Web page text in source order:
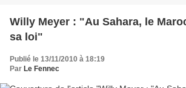
Willy Meyer : "Au Sahara, le
sa loi"
Publié le 13/11/2010 à 18:19
Par Le Fennec